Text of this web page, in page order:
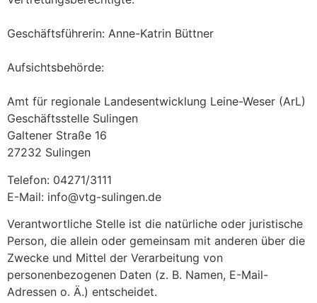
Geschäftsführerin: Anne-Katrin Büttner
Aufsichtsbehörde:
Amt für regionale Landesentwicklung Leine-Weser (ArL)
Geschäftsstelle Sulingen
Galtener Straße 16
27232 Sulingen
Telefon: 04271/3111
E-Mail: info@vtg-sulingen.de
Verantwortliche Stelle ist die natürliche oder juristische
Person, die allein oder gemeinsam mit anderen über die
Zwecke und Mittel der Verarbeitung von
personenbezogenen Daten (z. B. Namen, E-Mail-
Adressen o. Ä.) entscheidet.